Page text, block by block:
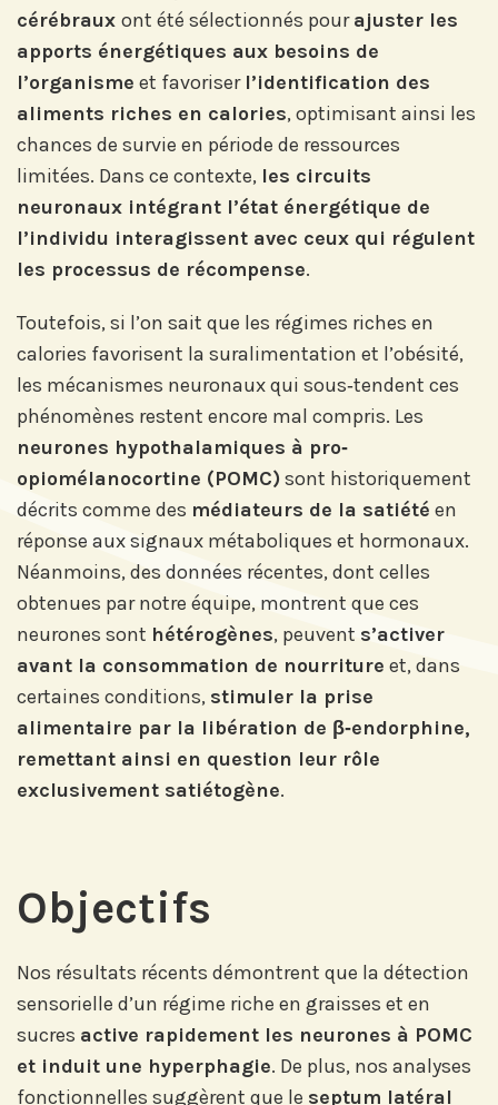
cérébraux ont été sélectionnés pourajuster les
apports énergétiques aux besoins de
l’organisme et favoriser l’identification des
aliments riches en calories, optimisant ainsi les
chances de survie en période de ressources
limitées. Dans ce contexte, les circuits
neuronaux intégrant l’état énergétique de
l’individu interagissent avec ceux qui régulent
les processus de récompense.
Toutefois, si l’on sait que les régimes riches en
calories favorisent la suralimentation et l’obésité,
les mécanismes neuronaux qui sous‐tendent ces
phénomènes restent encore mal compris. Les
neurones hypothalamiques à pro‐
opiomélanocortine (POMC)sont historiquement
décrits comme des médiateurs de la satiété en
réponse aux signaux métaboliques et hormonaux.
Néanmoins, des données récentes, dont celles
obtenues par notre équipe, montrent que ces
neurones sont hétérogènes, peuvent s’activer
avant la consommation de nourriture et, dans
certaines conditions, stimuler la prise
alimentaire par la libération de β‐endorphine,
remettant ainsi en question leur rôle
exclusivement satiétogène.
Objectifs
Nos résultats récents démontrent que la détection
sensorielle d’un régime riche en graisses et en
sucres active rapidement les neurones à POMC
et induit une hyperphagie. De plus, nos analyses
fonctionnelles suggèrent que le septum latéral
LinkedIn pour suivre nos actualités,
événements et les avancées de
l'Institut.